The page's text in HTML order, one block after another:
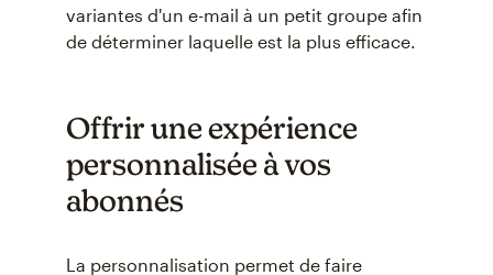
variantes d'un e-mail à un petit groupe afin
de déterminer laquelle est la plus efficace.
Offrir une expérience
personnalisée à vos
abonnés
La personnalisation permet de faire